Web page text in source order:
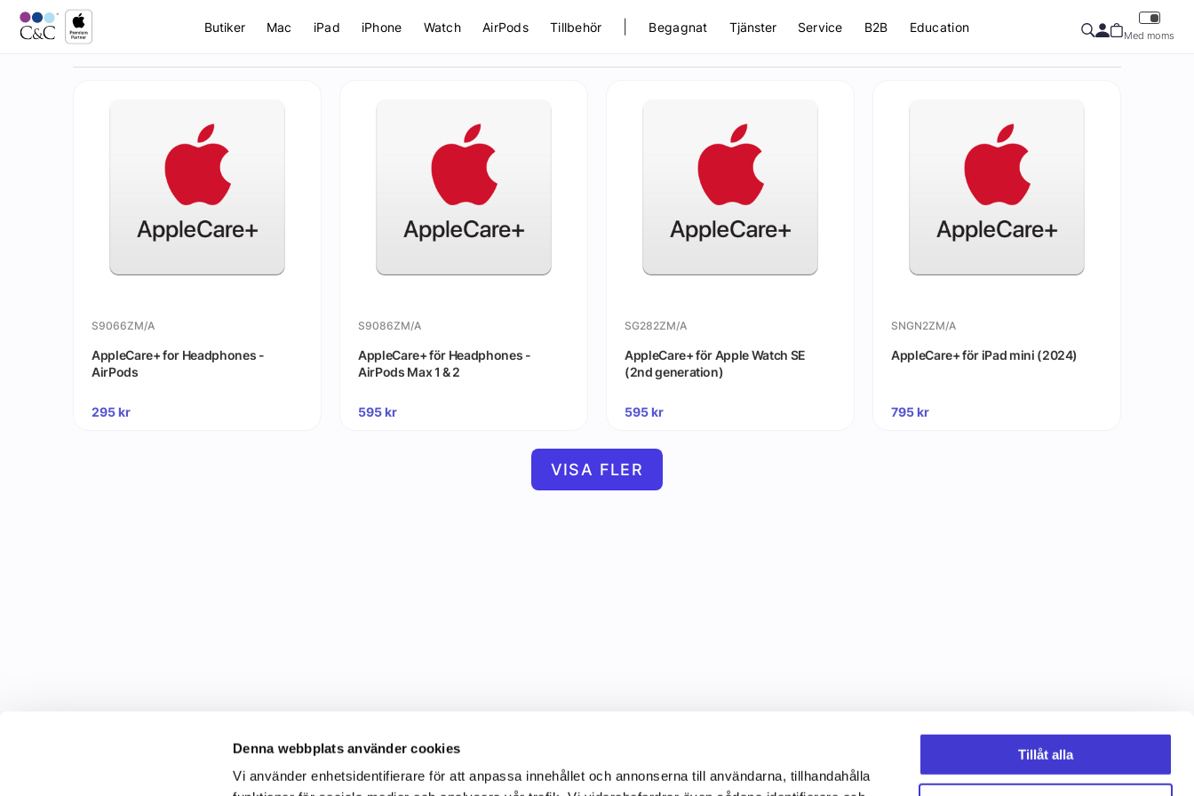
Denna webbplats använder cookies
Vi använder enhetsidentifierare för att anpassa innehållet och annonserna till användarna, tillhandahålla
Tillåt alla
Butiker Mac iPad iPhone Watch AirPods Tillbehör Begagnat Tjänster Service B2B Education
Med moms
S9066ZM/A
AppleCare+ for Headphones -
AirPods
295kr
S9086ZM/A
AppleCare+ för Headphones -
AirPods Max 1 & 2
595kr
SG282ZM/A
AppleCare+ för Apple Watch SE
(2nd generation)
595kr
SNGN2ZM/A
AppleCare+ för iPad mini (2024)
795kr
VISA FLER
C&C Information